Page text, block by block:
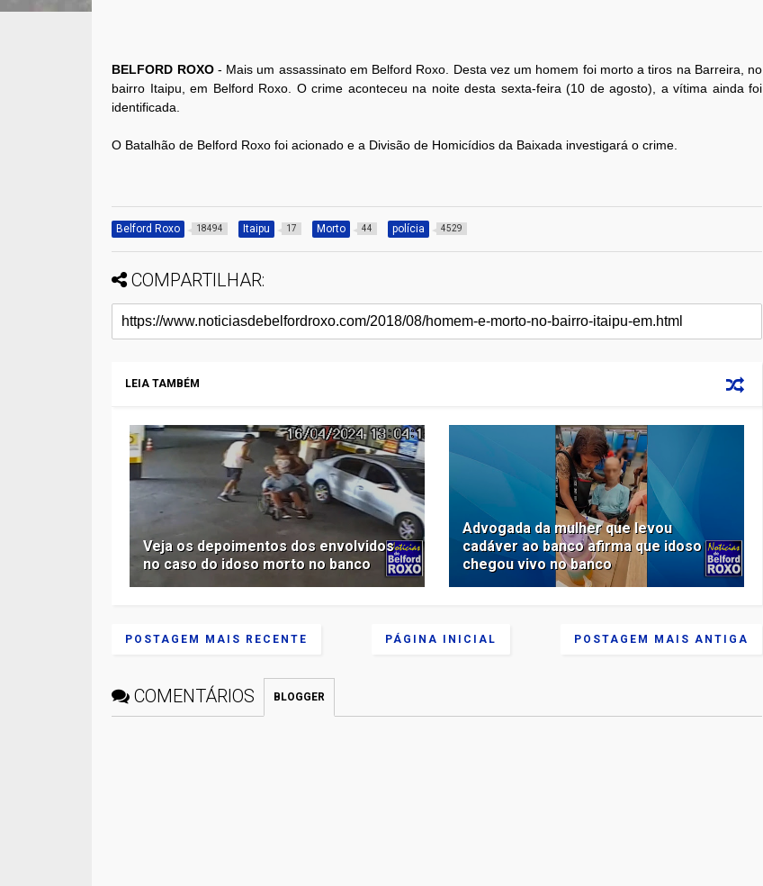
BELFORD ROXO- Mais um assassinato em Belford Roxo. Desta vez um homem foi morto a tiros na Barreira, no
bairro Itaipu, em Belford Roxo. O crime aconteceu na noite desta sexta-feira (10 de agosto), a vítima ainda foi
identificada.
O Batalhão de Belford Roxo foi acionado e a Divisão de Homicídios da Baixada investigará o crime.
Belford Roxo 18494 Itaipu 17 Morto 44 polícia 4529
COMPARTILHAR:
LEIA TAMBÉM
Veja os depoimentos dos envolvidos
no caso do idoso morto no banco
Advogada da mulher que levou
cadáver ao banco afirma que idoso
chegou vivo no banco
POSTAGEM MAIS RECENTE POSTAGEM MAIS ANTIGA
PÁGINA INICIAL
COMENTÁRIOS BLOGGER